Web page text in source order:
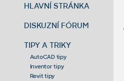
HLAVNÍ STRÁNKA
DISKUZNÍ FÓRUM
TIPY A TRIKY
AutoCAD tipy
Inventor tipy
Revit tipy